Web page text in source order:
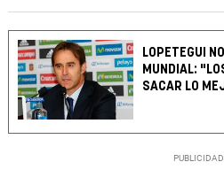
LOPETEGUI
MUNDIAL:
SACAR LO